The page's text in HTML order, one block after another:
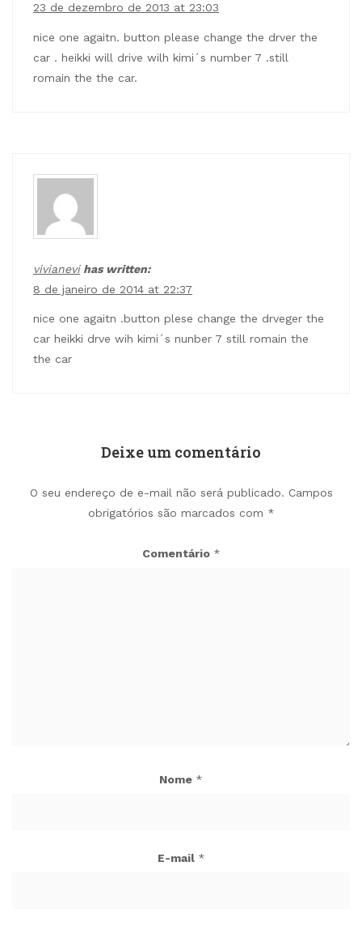
23 de dezembro de 2013 at 23:03
nice one agaitn. button please change the drver the
car . heikki will drive wilh kimi´s number 7 .still
romain the the car.
vivianevihas written:
8 de janeiro de 2014 at 22:37
nice one agaitn .button plese change the drveger the
car heikki drve wih kimi´s nunber 7 still romain the
the car
Deixe um comentário
O seu endereço de e-mail não será publicado. Campos
obrigatórios são marcados com *
Comentário *
Nome *
E-mail *